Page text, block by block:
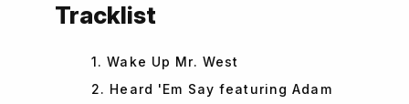
Tracklist
1. Wake Up Mr. West
2. Heard 'Em Say featuring Adam